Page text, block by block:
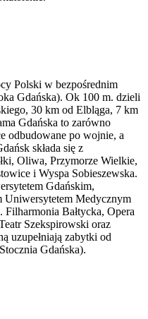
Polski w bezpośrednim
Gdańska). Ok 100 m. dzieli
30 km od Elbląga, 7 km
Gdańska to zarówno
odbudowane po wojnie, a
składa się z
Oliwa, Przymorze Wielkie,
i Wyspa Sobieszewska.
Gdańskim,
Uniwersytetem Medycznym
Bałtycka, Opera
Szekspirowski oraz
uzupełniają zabytki od
Gdańska).